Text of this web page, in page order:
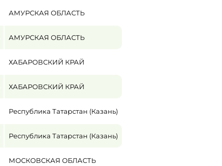
АМУРСКАЯ ОБЛАСТЬ
АМУРСКАЯ ОБЛАСТЬ
ХАБАРОВСКИЙ КРАЙ
ХАБАРОВСКИЙ КРАЙ
Республика Татарстан (Казань)
Республика Татарстан (Казань)
МОСКОВСКАЯ ОБЛАСТЬ